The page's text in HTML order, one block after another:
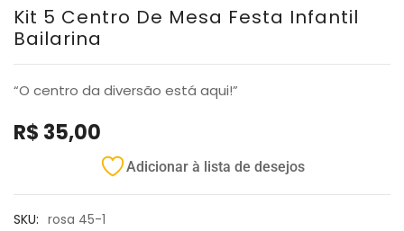
Kit 5 Centro De Mesa Festa Infantil
Bailarina
“O centro da diversão está aqui!”
R$ 35,00
Adicionar à lista de desejos
SKU: rosa 45-1